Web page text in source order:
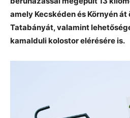
amely Kecskéden és Környén
Tatabányát, valamint
kamalduli kolostor elérésére is.